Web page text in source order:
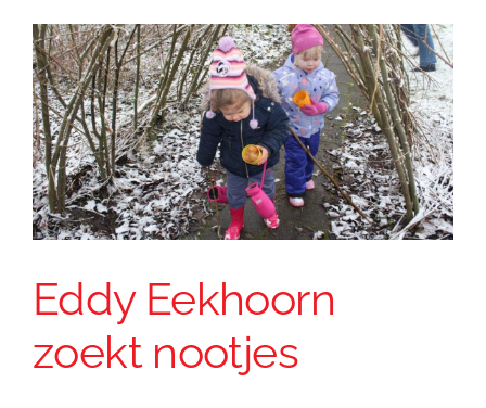
Eddy Eekhoorn
zoekt nootjes